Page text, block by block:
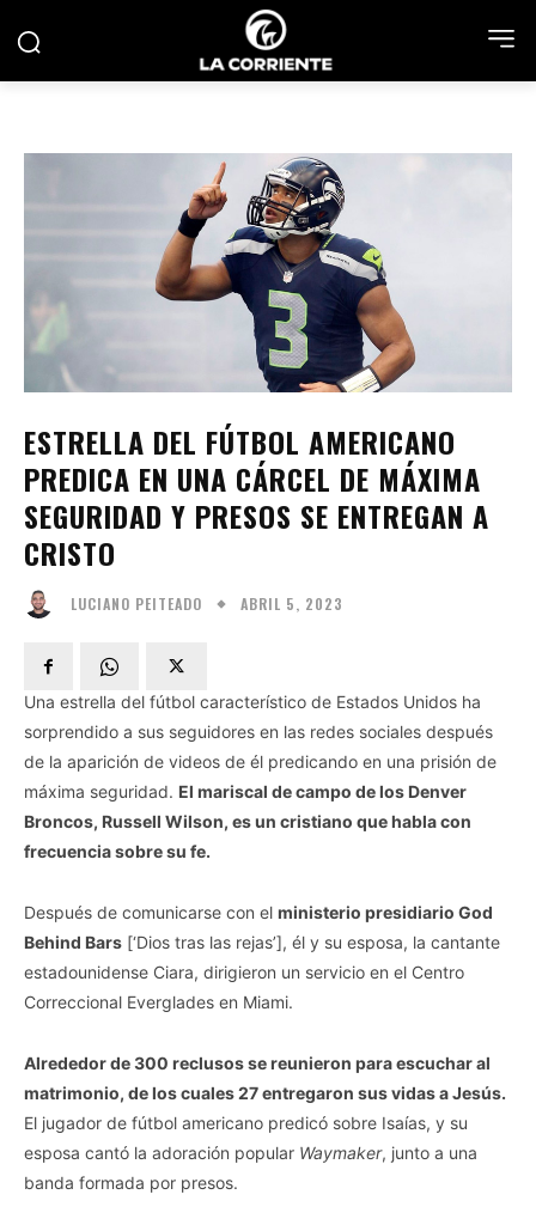
ESTRELLA DEL FÚTBOL AMERICANO
PREDICA EN UNA CÁRCEL DE MÁXIMA
SEGURIDAD Y PRESOS SE ENTREGAN A
CRISTO
LUCIANO PEITEADO ABRIL 5, 2023
Una estrella del fútbol característico de Estados Unidos ha
sorprendido a sus seguidores en las redes sociales después
de la aparición de videos de él predicando en una prisión de
máxima seguridad. El mariscal de campo de los Denver
Broncos, Russell Wilson, es un cristiano que habla con
frecuencia sobre su fe.
Después de comunicarse con el ministerio presidiario God
Behind Bars [‘Dios tras las rejas’], él y su esposa, la cantante
estadounidense Ciara, dirigieron un servicio en el Centro
Correccional Everglades en Miami.
Alrededor de 300 reclusos se reunieron para escuchar al
matrimonio, de los cuales 27 entregaron sus vidas a Jesús.
El jugador de fútbol americano predicó sobre Isaías, y su
esposa cantó la adoración popular Waymaker, junto a una
banda formada por presos.